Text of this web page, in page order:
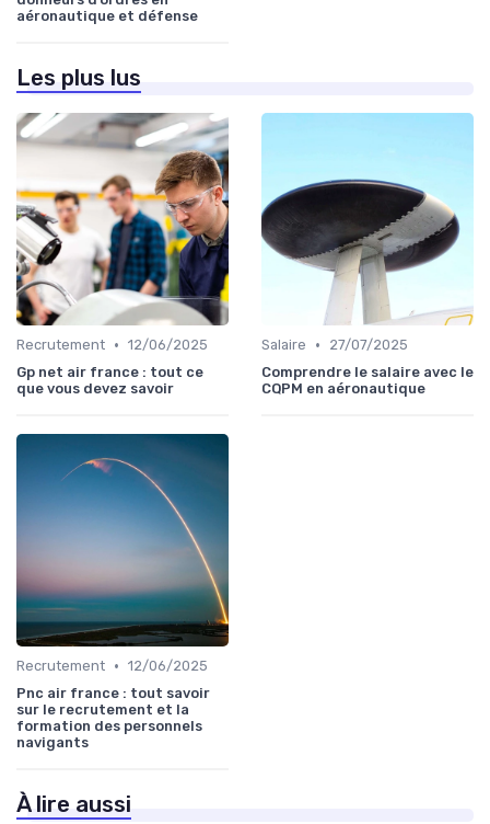
aéronautique et défense
Les plus lus
Recrutement • 12/06/2025
Gp net air france : tout ce
que vous devez savoir
Salaire •
27/07/2025
Comprendre le salaire avec le
CQPM en aéronautique
Recrutement • 12/06/2025
Pnc air france : tout savoir
sur le recrutement et la
formation des personnels
navigants
À lire aussi